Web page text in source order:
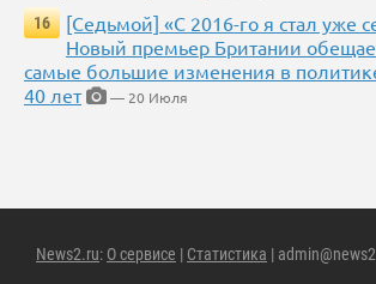
16
[Седьмой] «С 2016-го я стал уже
Новый премьер Британии
самые большие изменения в
40 лет
— 20 Июля
News2.ru: О сервисе | Статистика |